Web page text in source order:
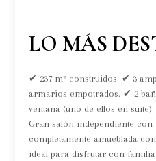
LO MÁS
✔ 237 m² construidos. ✔ 3
armarios empotrados. ✔ 2
ventana (uno de ellos en
Gran salón independiente
completamente amueblada
ideal para disfrutar con